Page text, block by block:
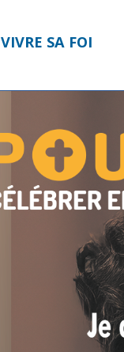
VIVRE SA FOI